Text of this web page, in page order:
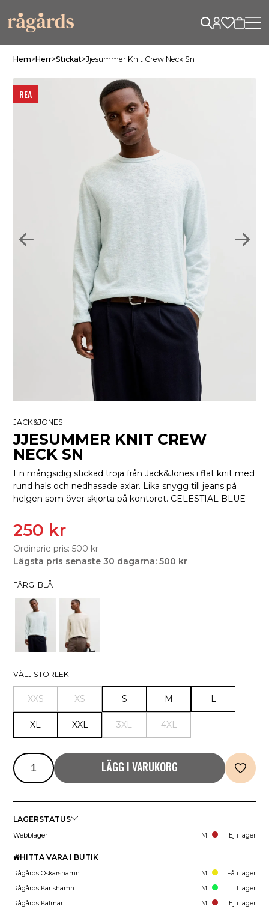
REA
Hem>Herr>Stickat>Jjesummer Knit Crew Neck Sn
JACK&JONES
JJESUMMER KNIT CREW
NECK SN
En mångsidig stickad tröja från Jack&Jones i flat knit med
rund hals och nedhasade axlar. Lika snygg till jeans på
helgen som över skjorta på kontoret. CELESTIAL BLUE
250 kr
Ordinarie pris: 500 kr
Lägsta pris senaste 30 dagarna: 500 kr
FÄRG: BLÅ
VÄLJ STORLEK
XXS XS S M L
XL XXL 3XL 4XL
LÄGG I VARUKORG
LAGERSTATUS
Webblager M Ej i lager
HITTA VARA I BUTIK
Rågårds Oskarshamn M
Få i lager
Rågårds Karlshamn
M
I lager
Rågårds Kalmar
M
Ej i lager